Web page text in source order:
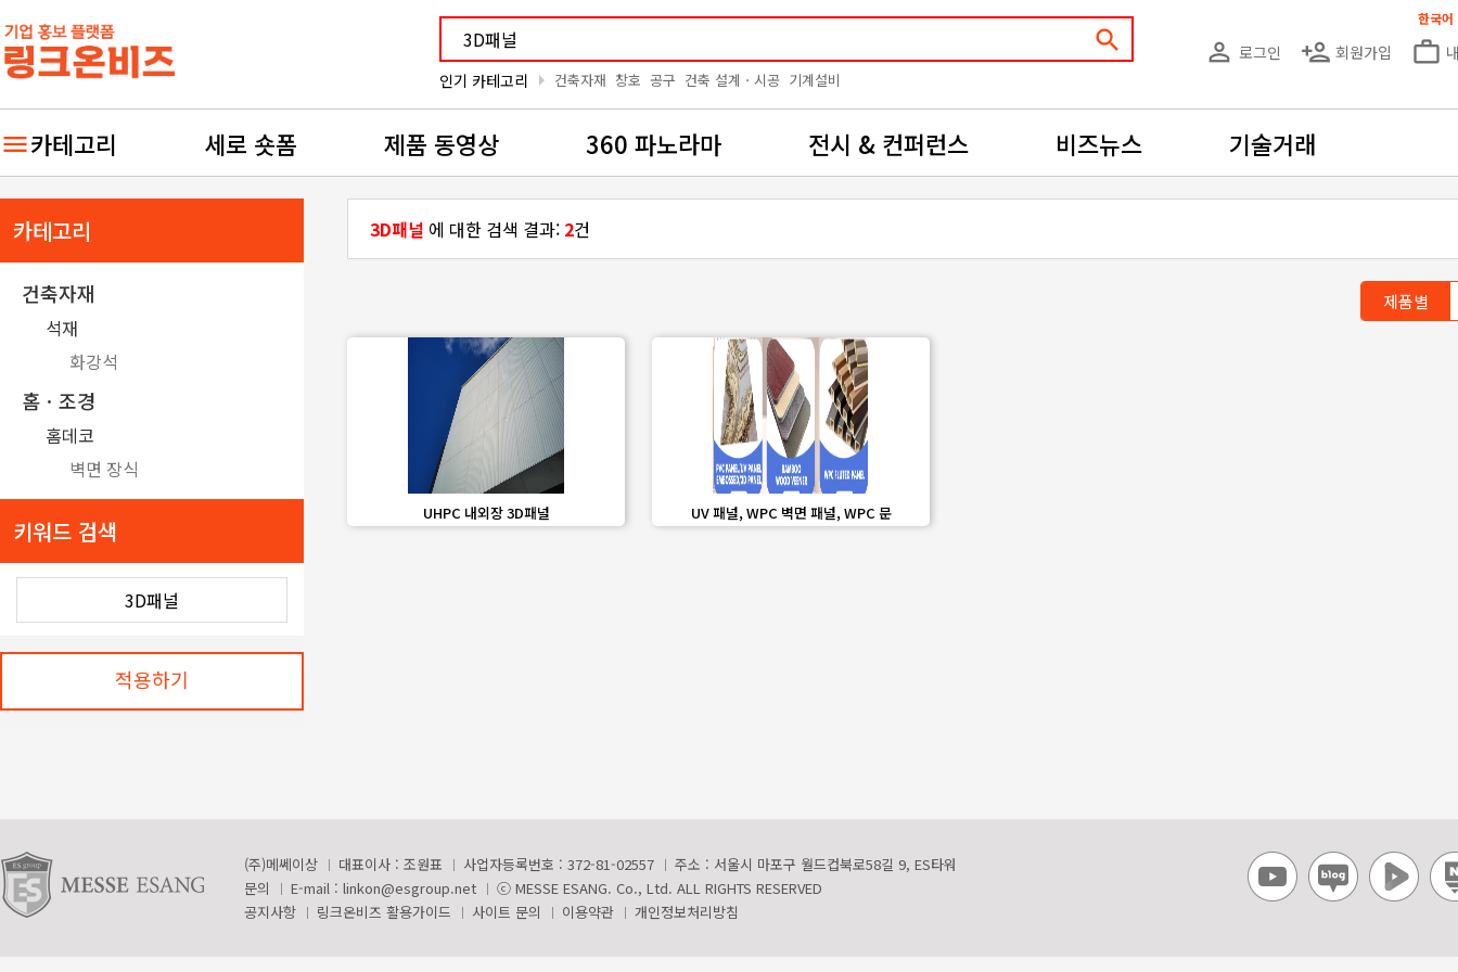
search
인기 카테고리 arrow_right 건축자재 창호 공구 건축 설계ㆍ시공 기계설비
person_outline 로그인 person_add 회원가입 work_outline
한국어
카테고리 세로 숏폼 제품 동영상 360 파노라마 전시 & 컨퍼런스 비즈뉴스 기술거래
카테고리
건축자재
석재
화강석
홈ㆍ조경
홈데코
벽면 장식
키워드 검색
적용하기
3D패널 에 대한 검색 결과: 2건
제품별
favorite_bordershare
UHPC 내외장 3D패널 favorite_border share
UV 패널, WPC 벽면 패널, WPC 문
(주)메쎄이상 대표이사 : 조원표 사업자등록번호 : 372-81-02557
주소 : 서울시 마포구 월드컵북로58길 9, ES타워
문의
E-mail : linkon@esgroup.net
ⓒ MESSE ESANG. Co., Ltd. ALL RIGHTS RESERVED
공지사항
링크온비즈 활용가이드 사이트 문의 이용약관 개인정보처리방침